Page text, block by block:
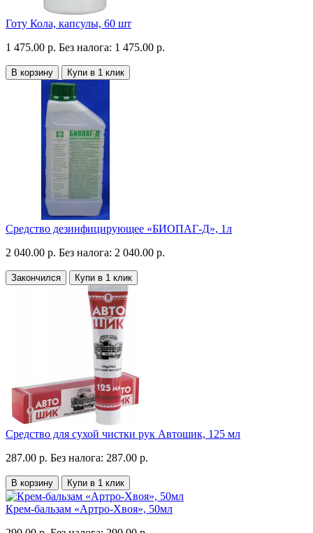
Готу Кола, капсулы, 60 шт
1 475.00 р. Без налога: 1 475.00 р.
В корзину Купи в 1 клик
Средство дезинфицирующее «БИОПАГ-Д», 1л
2 040.00 р. Без налога: 2 040.00 р.
Закончился Купи в 1 клик
Средство для сухой чистки рук Автошик, 125 мл
287.00 р. Без налога: 287.00 р.
В корзину Купи в 1 клик
Крем-бальзам «Артро-Хвоя», 50мл